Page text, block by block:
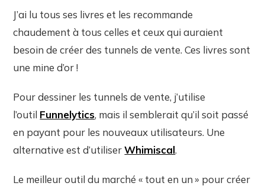
J’ai lu tous ses livres et les recommande
chaudement à tous celles et ceux qui auraient
besoin de créer des tunnels de vente. Ces livres sont
une mine d’or !
Pour dessiner les tunnels de vente, j’utilise
l’outil Funnelytics, mais il semblerait qu’il soit passé
en payant pour les nouveaux utilisateurs. Une
alternative est d’utiliserWhimiscal.
Le meilleur outil du marché « tout en un » pour créer